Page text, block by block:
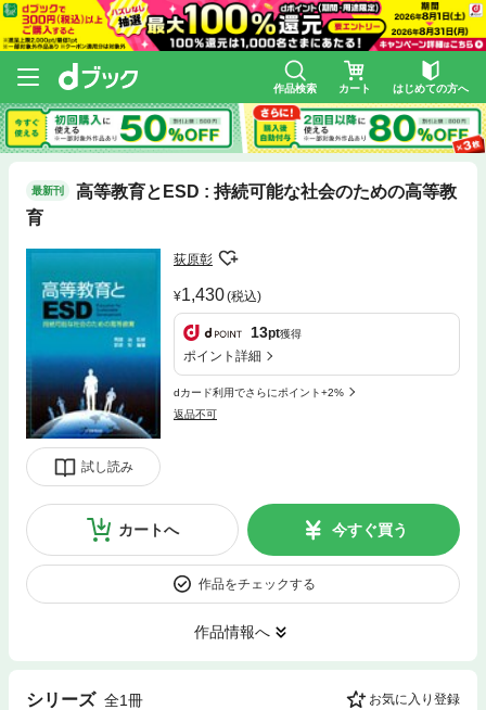
作品検索 カート はじめての方へ
最新刊
高等教育とESD : 持続可能な社会のための高等教
育
試し読み
荻原彰
1,430(税込)
13pt獲得
ポイント詳細
dカード利用でさらにポイント+2%
返品不可
カートへ 今すぐ買う
作品をチェックする
作品情報へ
シリーズ 全1冊 お気に入り登録